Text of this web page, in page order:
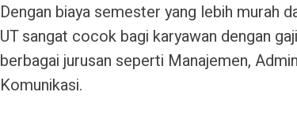
Dengan biaya semester yang lebih murah
UT sangat cocok bagi karyawan dengan
berbagai jurusan seperti Manajemen,
Komunikasi.